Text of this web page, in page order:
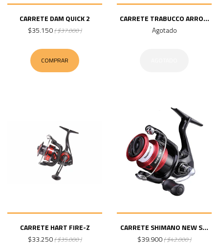
CARRETE DAM QUICK 2
$35.150( $37.000 )
COMPRAR
CARRETE TRABUCCO ARRO...
Agotado
CARRETE HART FIRE-Z
$33.250( $35.000 )
CARRETE SHIMANO NEW S...
$39.900( $42.000 )